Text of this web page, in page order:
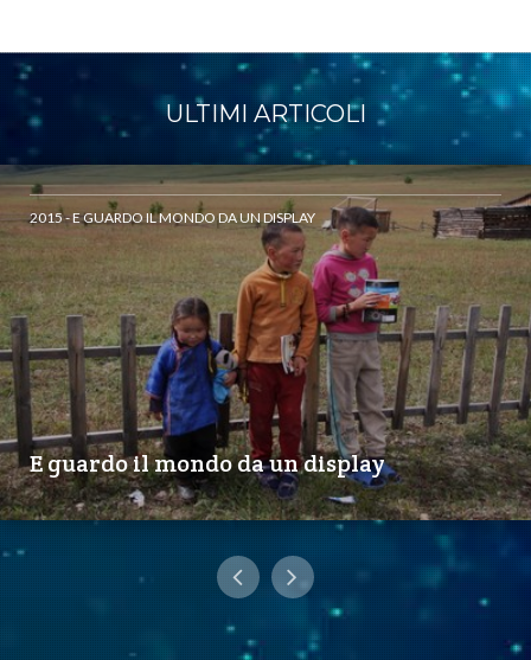
ULTIMI ARTICOLI
2015 - E GUARDO IL MONDO DA UN DISPLAY
E guardo il mondo da un display